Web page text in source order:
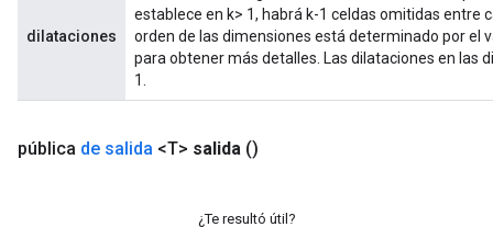
dilataciones
establece en k> 1, habrá k-1 celdas omitidas entre
orden de las dimensiones está determinado por el
para obtener más detalles. Las dilataciones en las
1.
pública de salida <T> salida ()
¿Te resultó útil?